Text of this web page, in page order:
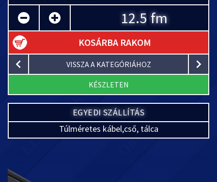
fm
KOSÁRBA RAKOM
VISSZA A KATEGÓRIÁHOZ
KÉSZLETEN
EGYEDI SZÁLLÍTÁS
Túlméretes kábel,cső, tálca